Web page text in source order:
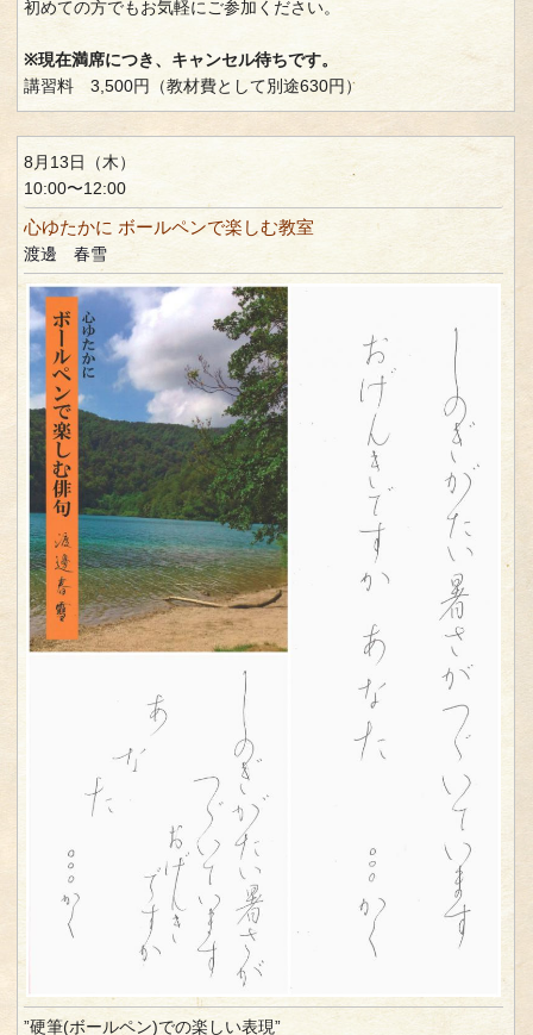
初めての方でもお気軽にご参加ください。
※現在満席につき、キャンセル待ちです。
講習料 3,500円（教材費として別途630円）
8月13日（木）
10:00〜12:00
心ゆたかに ボールペンで楽しむ教室
渡邊 春雪
”硬筆(ボールペン)での楽しい表現”